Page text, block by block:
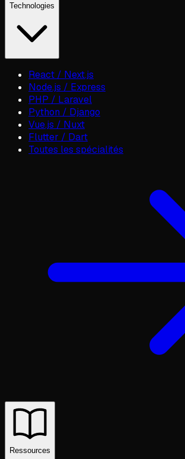
Technologies
React / Next.js
Node.js / Express
PHP / Laravel
Python / Django
Vue.js / Nuxt
Flutter / Dart
Toutes les spécialités
Ressources